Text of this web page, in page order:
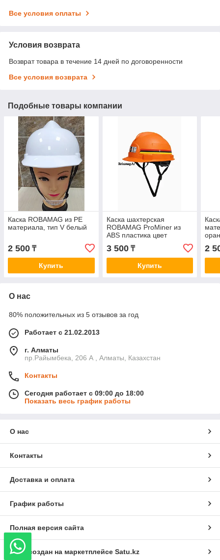
Все условия оплаты
Условия возврата
Возврат товара в течение 14 дней по договоренности
Все условия возврата
Подобные товары компании
Каска ROBAMAG из РЕ
материала, тип V белый
2 500 ₸
Купить
Каска шахтерская
ROBAMAG ProMiner из
ABS пластика цвет
3 500₸
Купить
2
О нас
80% положительных из 5 отзывов за год
Работает с 21.02.2013
г. Алматы
пр.Райымбека, 206 А , Алматы, Казахстан
Контакты
Сегодня работает с 09:00 до 18:00
Показать весь график работы
О нас
Контакты
Доставка и оплата
График работы
Полная версия сайта
Сайт создан на маркетплейсе Satu.kz